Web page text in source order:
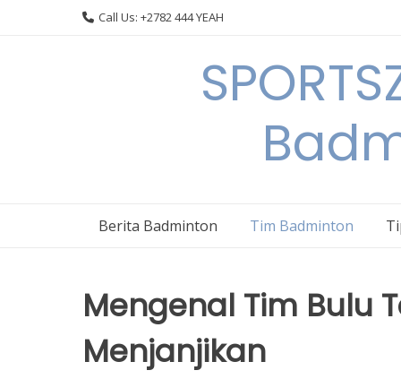
Call Us: +2782 444 YEAH
Berita Badminton Tim Badminton
Mengenal Tim Bulu
Menjanjikan